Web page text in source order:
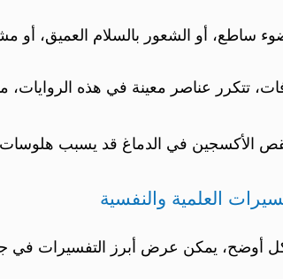
ساطع، أو الشعور بالسلام العميق، أو
تتكرر عناصر معينة في هذه
الأكسجين في الدماغ قد يسبب
العلمية والنفسية
أوضح، يمكن عرض أبرز التفسيرات